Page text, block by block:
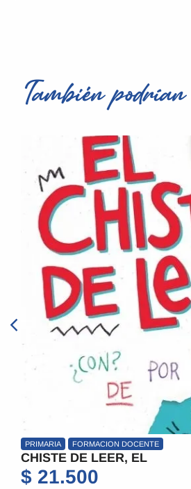
También
PRIMARIA FORMACION DOCENTE
CHISTE DE LEER, EL
$ 21.500